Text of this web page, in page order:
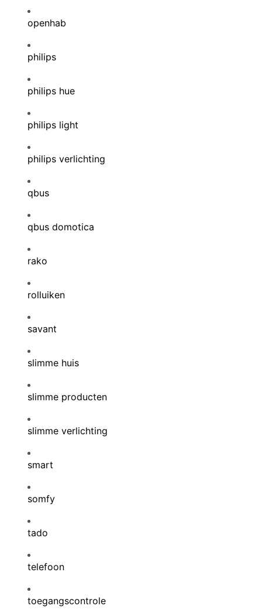
openhab
philips
philips hue
philips light
philips verlichting
qbus
qbus domotica
rako
rolluiken
savant
slimme huis
slimme producten
slimme verlichting
smart
somfy
tado
telefoon
toegangscontrole